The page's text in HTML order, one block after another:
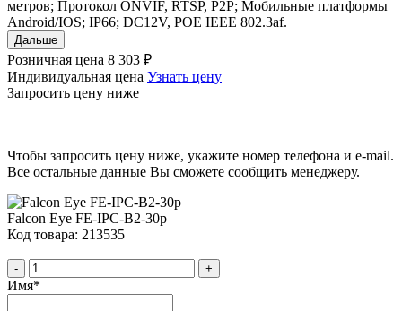
метров; Протокол ONVIF, RTSP, P2P; Мобильные платформы
Android/IOS; IP66; DC12V, POE IEEE 802.3af.
Дальше
Розничная цена 8 303 ₽
Индивидуальная цена Узнать цену
Запросить цену ниже
Чтобы запросить цену ниже, укажите номер телефона и e-mail.
Все остальные данные Вы сможете сообщить менеджеру.
Falcon Eye FE-IPC-B2-30p
Код товара: 213535
- +
Имя*